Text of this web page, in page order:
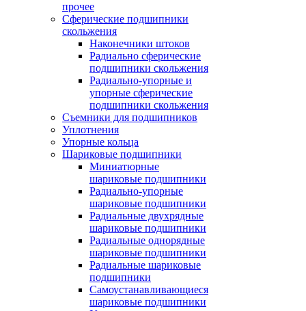
прочее
Сферические подшипники
скольжения
Наконечники штоков
Радиально сферические
подшипники скольжения
Радиально-упорные и
упорные сферические
подшипники скольжения
Съемники для подшипников
Уплотнения
Упорные кольца
Шариковые подшипники
Миниатюрные
шариковые подшипники
Радиально-упорные
шариковые подшипники
Радиальные двухрядные
шариковые подшипники
Радиальные однорядные
шариковые подшипники
Радиальные шариковые
подшипники
Самоустанавливающиеся
шариковые подшипники